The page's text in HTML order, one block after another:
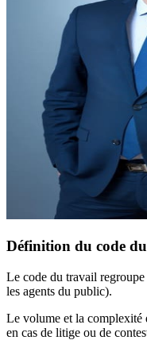
Définition du code
Le code du travail
les agents du public).
Le volume et la complexité
en cas de litige ou de